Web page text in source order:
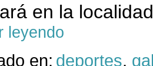
en la
leyendo
en: deportes,